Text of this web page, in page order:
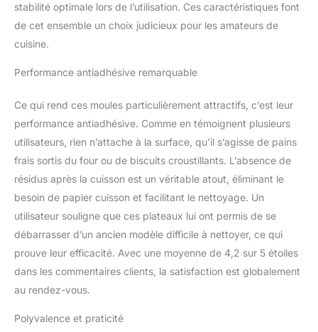
UNIFORMEMENT
REPARTIE - Acier
homogene de la
Cuissons dorees et
regulieres a chaque
fournee, des bords aux
centres, pour des
resultats parfaits
POIGNEES SILICONE
SECURISEES - Larges
poignees en silicone
rouge resistant a la
chaleur pour manipuler
les plaques four en toute
confiance. Supporte
stabilité optimale lors de l’utilisation. Ces caractéristiques font
de cet ensemble un choix judicieux pour les amateurs de
cuisine.
Performance antiadhésive remarquable
Ce qui rend ces moules particulièrement attractifs, c’est leur
performance antiadhésive. Comme en témoignent plusieurs
utilisateurs, rien n’attache à la surface, qu’il s’agisse de pains
frais sortis du four ou de biscuits croustillants. L’absence de
résidus après la cuisson est un véritable atout, éliminant le
besoin de papier cuisson et facilitant le nettoyage. Un
utilisateur souligne que ces plateaux lui ont permis de se
débarrasser d’un ancien modèle difficile à nettoyer, ce qui
prouve leur efficacité. Avec une moyenne de 4,2 sur 5 étoiles
dans les commentaires clients, la satisfaction est globalement
au rendez-vous.
Polyvalence et praticité